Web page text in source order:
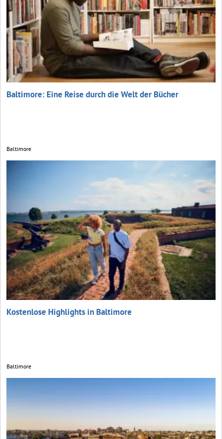
Baltimore: Eine Reise durch die Welt der Bücher
Baltimore
Kostenlose Highlights in Baltimore
Baltimore